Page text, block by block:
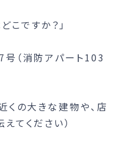
こですか？」
（消防アパート103
くの大きな建物や、店
てください）